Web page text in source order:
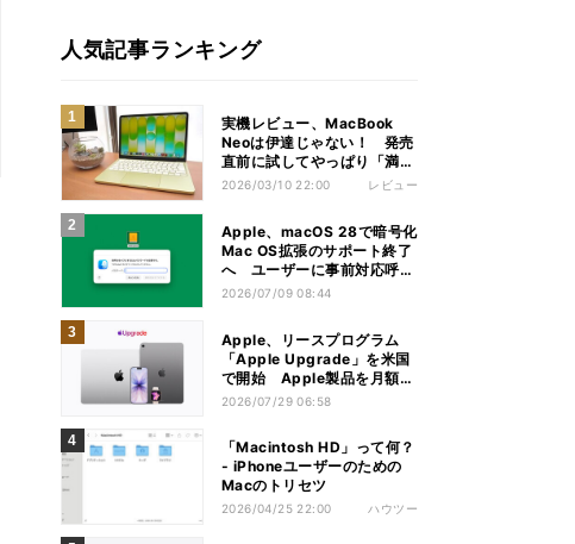
人気記事ランキング
実機レビュー、MacBook
Neoは伊達じゃない！ 発売
直前に試してやっぱり「満
足」
2026/03/10 22:00 レビュー
Apple、macOS 28で暗号化
Mac OS拡張のサポート終了
へ ユーザーに事前対応呼び
かけ
2026/07/09 08:44
Apple、リースプログラム
「Apple Upgrade」を米国
で開始 Apple製品を月額で
利用
2026/07/29 06:58
「Macintosh HD」って何？
- iPhoneユーザーのための
Macのトリセツ
2026/04/25 22:00 ハウツー